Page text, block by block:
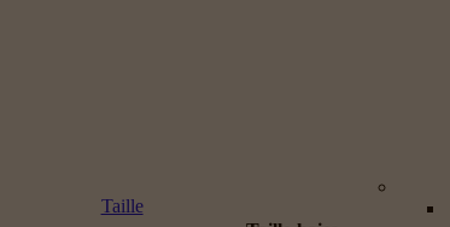
Taille